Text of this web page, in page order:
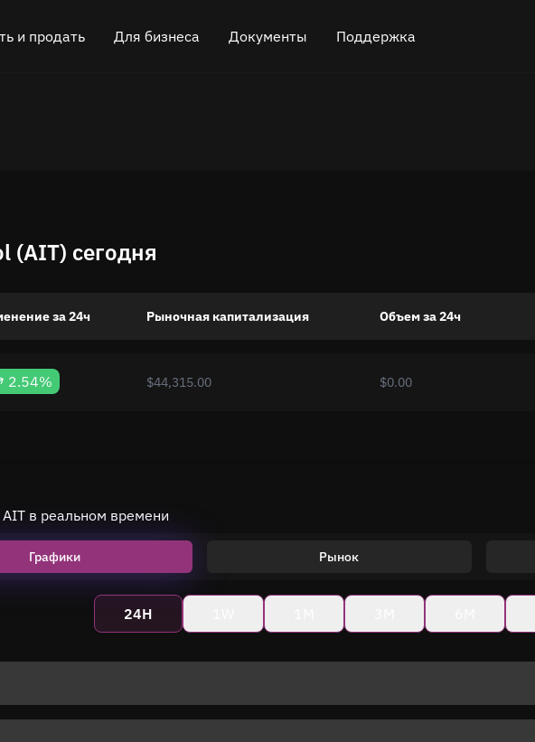
и продать Для бизнеса
Обмен кроссчейн-цепочками
Листинг активов
Документы Поддержка
(AIT) сегодня
за 24ч Рыночная капитализация Объем за 24ч
2.54% $44,315.00 $0.00
в реальном времени
Графики Рынок
24H